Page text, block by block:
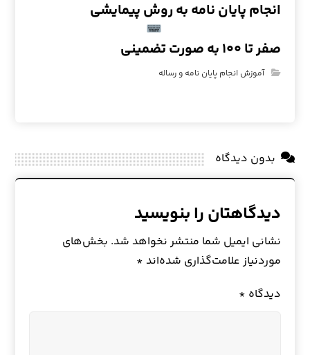
انجام پایان نامه به روش پیمایشی
صفر تا ۱۰۰ به صورت تضمینی
آموزش انجام پایان نامه و رساله
بدون دیدگاه
دیدگاهتان را بنویسید
نشانی ایمیل شما منتشر نخواهد شد. بخش‌های
موردنیاز علامت‌گذاری شده‌اند *
دیدگاه *